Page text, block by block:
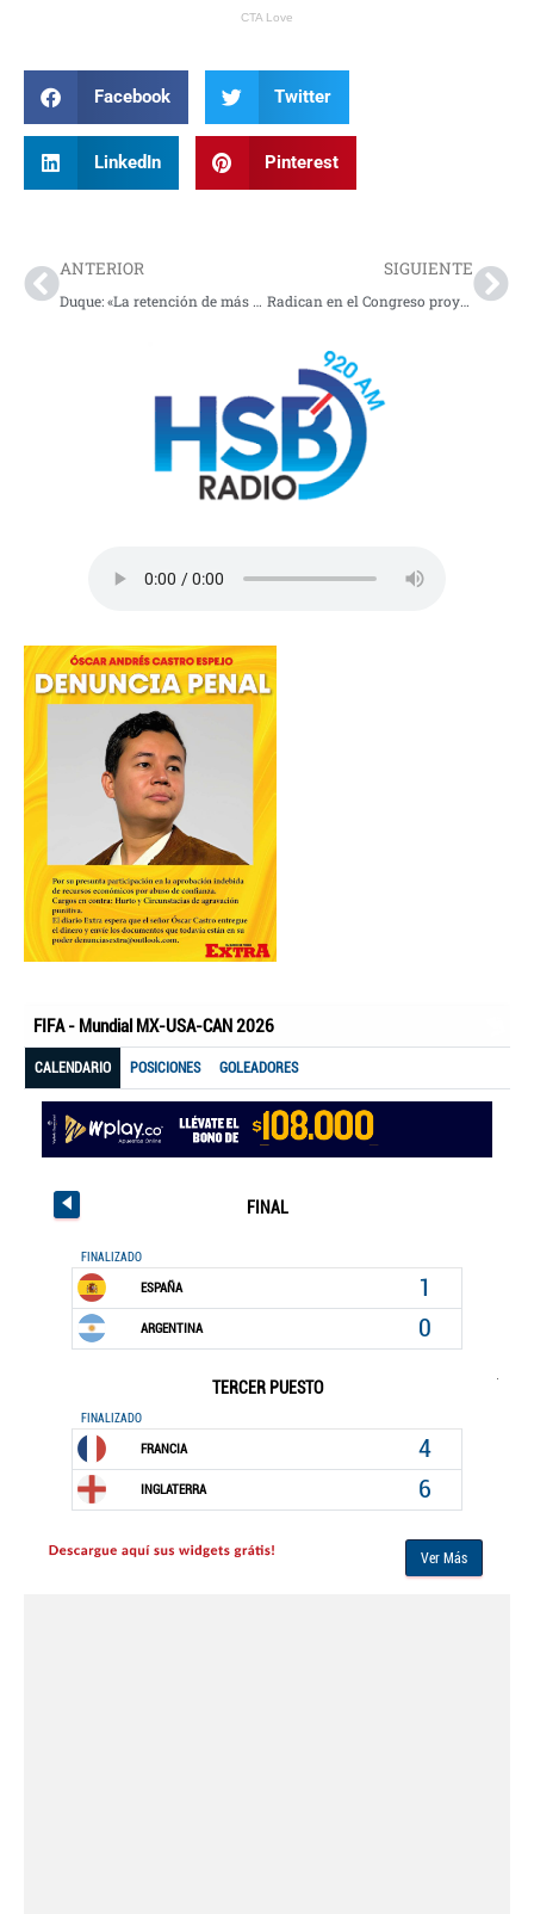
Facebook Twitter
LinkedIn Pinterest
ANTERIOR
Duque: «La retención de más de 100 soldados en Tibú es un secuestro»
SIGUIENTE
Radican en el Congreso proyecto de ley que pretende controlar las fotomultas